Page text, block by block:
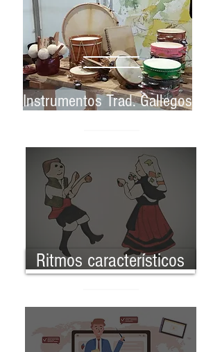
Instrumentos Trad. Gallegos
Ritmos característicos